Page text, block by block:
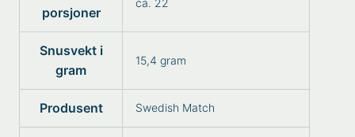
porsjoner
ca. 22
Snusvekt i
gram
15,4 gram
Produsent Swedish Match